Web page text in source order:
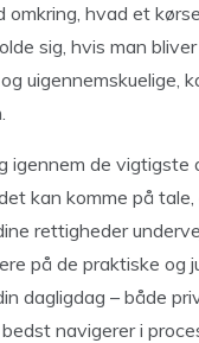
omkring, hvad et
sig, hvis man
igennem de
kan komme på
rettigheder
på de praktiske og
dagligdag – både
navigerer i